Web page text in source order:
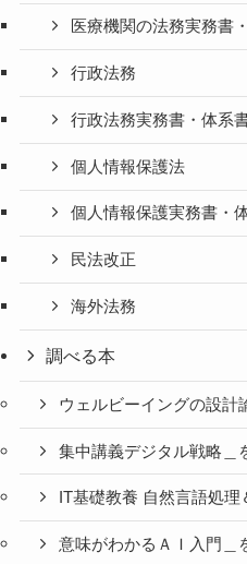
医療機関の法務実務書
行政法務
行政法務実務書・体系
個人情報保護法
個人情報保護実務書・
民法改正
海外法務
調べる本
ウェルビーイングの設計
集中講義デジタル戦略＿
IT基礎教養 自然言語処
意味がわかるＡＩ入門＿